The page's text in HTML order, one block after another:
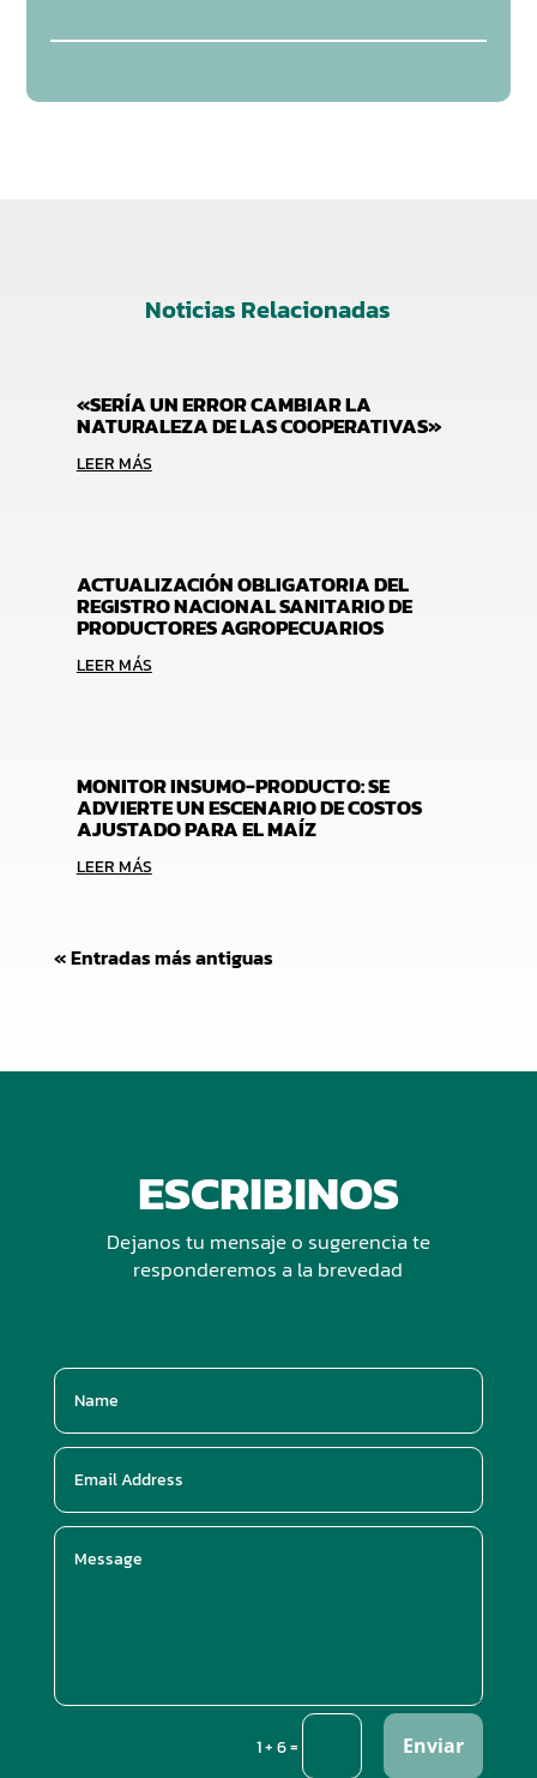
Noticias Relacionadas
«SERÍA UN ERROR CAMBIAR LA
NATURALEZA DE LAS COOPERATIVAS»
LEER MÁS
ACTUALIZACIÓN OBLIGATORIA DEL
REGISTRO NACIONAL SANITARIO DE
PRODUCTORES AGROPECUARIOS
LEER MÁS
MONITOR INSUMO-PRODUCTO: SE
ADVIERTE UN ESCENARIO DE COSTOS
AJUSTADO PARA EL MAÍZ
LEER MÁS
« Entradas más antiguas
ESCRIBINOS
Dejanos tu mensaje o sugerencia te
responderemos a la brevedad
1 + 6= Enviar